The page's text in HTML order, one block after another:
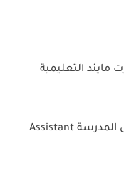
التعليمية
وظائف مساعد معلم مرحلة ما قبل المدرسة Assistant